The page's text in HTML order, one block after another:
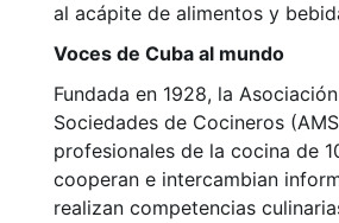
al acápite de alimentos y
Voces de Cuba al mundo
Fundada en 1928, la
Sociedades de Cocineros
profesionales de la cocina de
cooperan e intercambian
realizan competencias